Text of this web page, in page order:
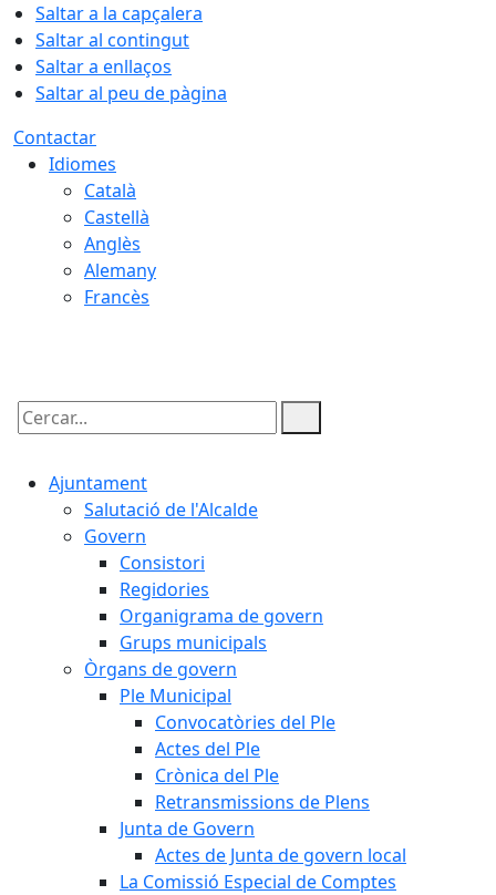
Saltar a la capçalera
Saltar al contingut
Saltar a enllaços
Saltar al peu de pàgina
Contactar
Idiomes
Català
Castellà
Anglès
Alemany
Francès
Cercar:
Ajuntament
Salutació de l'Alcalde
Govern
Consistori
Regidories
Organigrama de govern
Grups municipals
Òrgans de govern
Ple Municipal
Convocatòries del Ple
Actes del Ple
Crònica del Ple
Retransmissions de Plens
Junta de Govern
Actes de Junta de govern local
La Comissió Especial de Comptes